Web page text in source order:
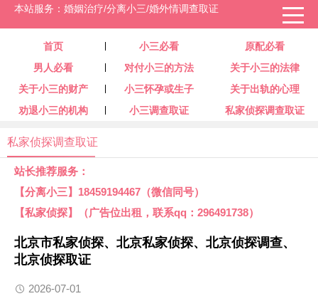
首页 小三必看
原配必看
男人必看
对付小三的方法
关于小三的法律
关于小三的财产
小三怀孕或生子
关于出轨的心理
劝退小三的机构
小三调查取证 私家侦探调查取证
本站服务：婚姻治疗/分离小三/婚外情调查取证
私家侦探调查取证
站长推荐服务：
【分离小三】18459194467（微信同号）
【私家侦探】（广告位出租，联系qq：296491738）
北京市私家侦探、北京私家侦探、北京侦探调查、
北京侦探取证
2026-07-01